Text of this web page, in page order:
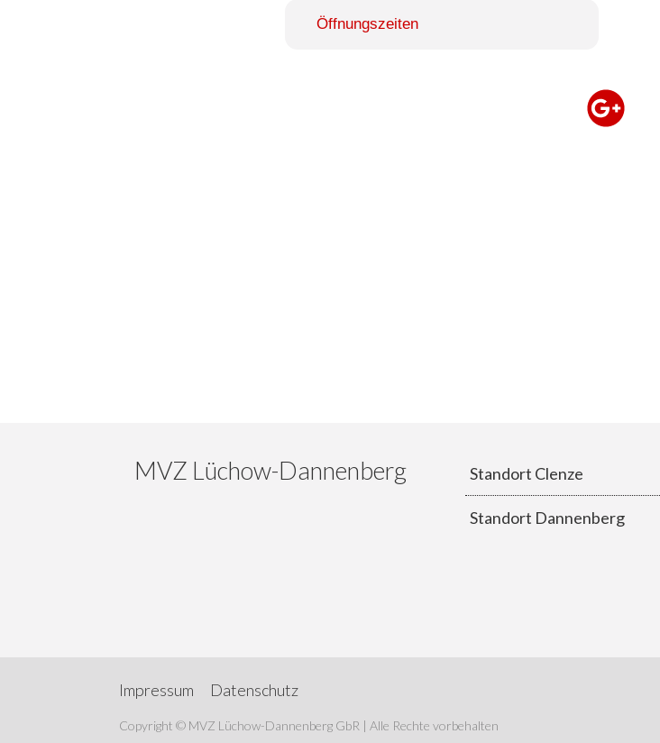
Öffnungszeiten
MVZ Lüchow-Dannenberg Standort Clenze
Standort Dannenberg
Impressum Datenschutz
Copyright © MVZ Lüchow-Dannenberg GbR | Alle Rechte vorbehalten